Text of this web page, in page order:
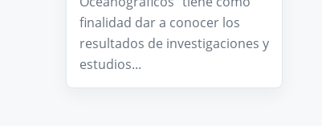
finalidad dar a conocer los
resultados de investigaciones y
estudios...